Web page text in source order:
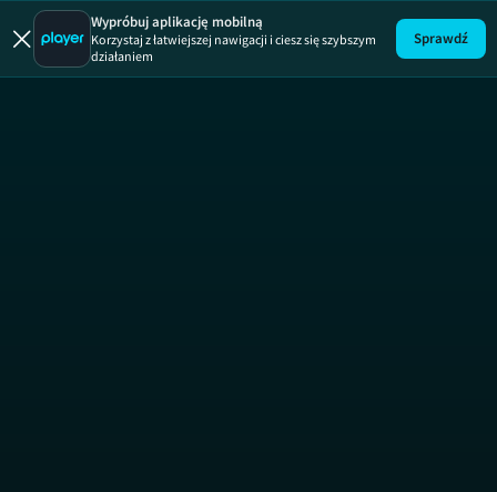
Maja w
Wypróbuj aplikację mobilną
Korzystaj z łatwiejszej nawigacji i ciesz się szybszym
działaniem
Sprawdź